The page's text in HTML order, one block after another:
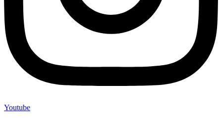
Youtube